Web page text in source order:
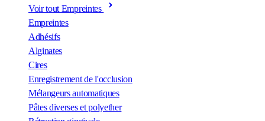
Voir tout Empreintes
Empreintes
Adhésifs
Alginates
Cires
Enregistrement de l'occlusion
Mélangeurs automatiques
Pâtes diverses et polyether